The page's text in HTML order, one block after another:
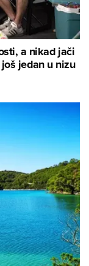
a nikad jači
jedan u nizu